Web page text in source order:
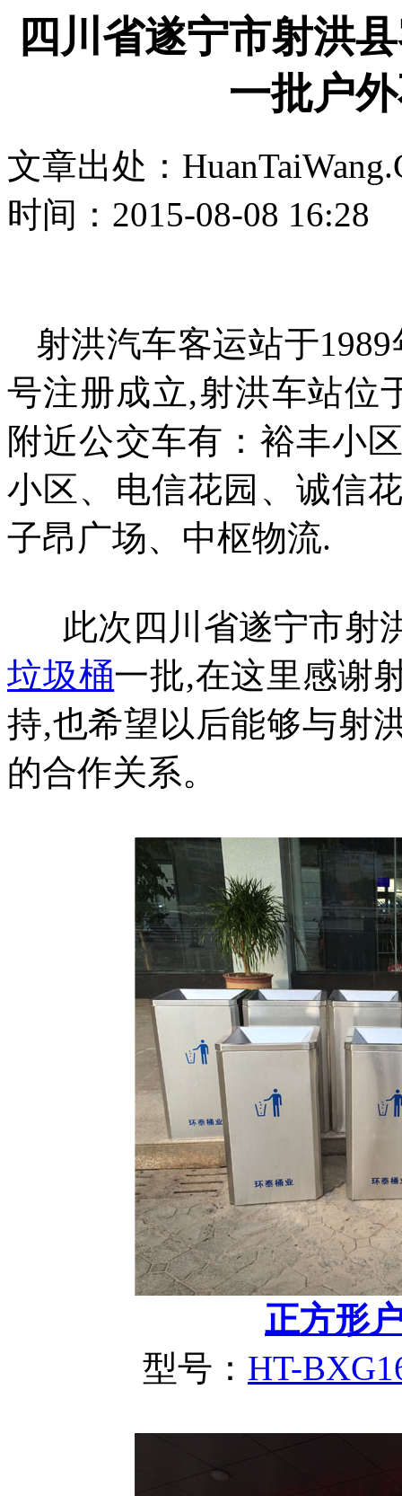
四川省遂宁市射洪
一批户
文章出处：
时间：2015-08-08 16:28
射洪汽车客运站于
号注册成立,射洪车站位
附近公交车有：裕丰小
小区、电信花园、诚信
子昂广场、中枢物流.
此次四川省遂宁市射
垃圾桶一批,在这里感谢
持,也希望以后能够与射
的合作关系。
正方形
型号： HT-